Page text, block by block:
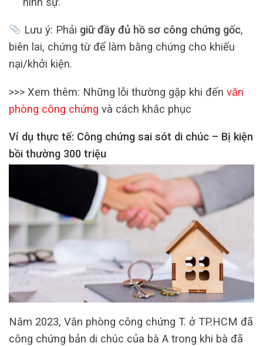
Lưu ý: Phải giữ đầy đủ hồ sơ công chứng gốc,
biên lai, chứng từ để làm bằng chứng cho khiếu
nại/khởi kiện.
>>> Xem thêm: Những lỗi thường gặp khi đến văn
phòng công chứng và cách khắc phục
Ví dụ thực tế: Công chứng sai sót di chúc – Bị kiện
bồi thường 300 triệu
Năm 2023, Văn phòng công chứng T. ở TP.HCM đã
công chứng bản di chúc của bà A trong khi bà đã